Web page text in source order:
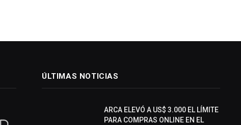
ÚLTIMAS NOTICIAS
ARCA ELEVÓ A US$ 3.000 EL LÍMITE
PARA COMPRAS ONLINE EN EL